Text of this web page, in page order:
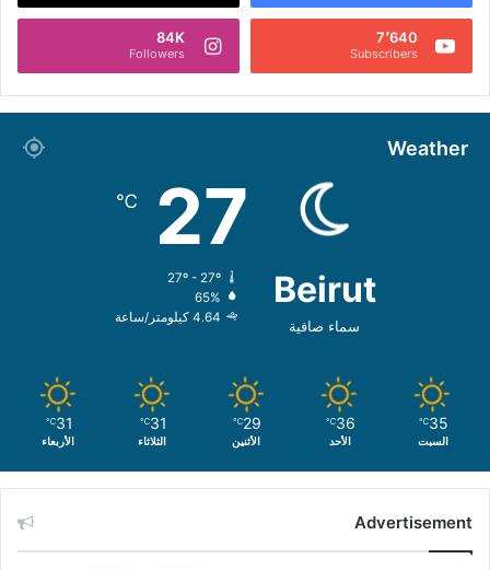
7٬640
Subscribers
84K
Followers
Weather
Beirut
سماء صافية
27
℃
27º - 27º
65%
4.64 كيلومتر/ساعة
35
℃
السبت
36
℃
الأحد
29
℃
الأثنين
31
℃
الثلاثاء
31
℃
الأربعاء
Advertisement